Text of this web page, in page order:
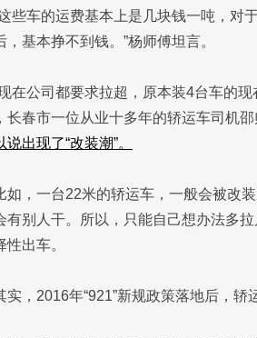
些车的运费基本上是几块钱一吨，对
，基本挣不到钱。”杨师傅坦言。
在公司都要求拉超，原本装4台车的
长春市一位从业十多年的轿运车司机
说出现了“改装潮”。
如，一台22米的轿运车，一般会被改
有别人干。所以，只能自己想办法多
性出车。
实，2016年“921”新规政策落地后，轿